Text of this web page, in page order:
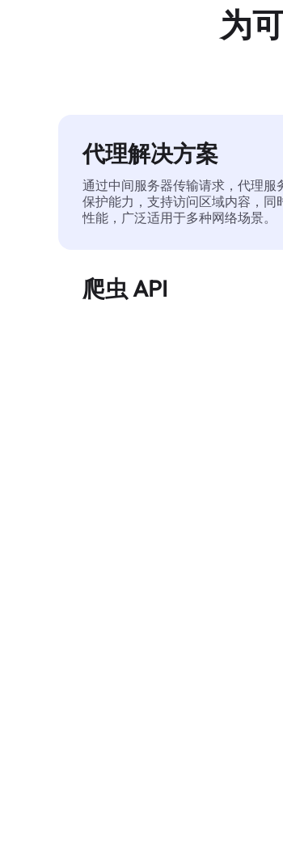
为
代理解决方案
通过中间服务器传输请求，代理服
保护能力，支持访问区域内容，同
性能，广泛适用于多种网络场景。
爬虫 API